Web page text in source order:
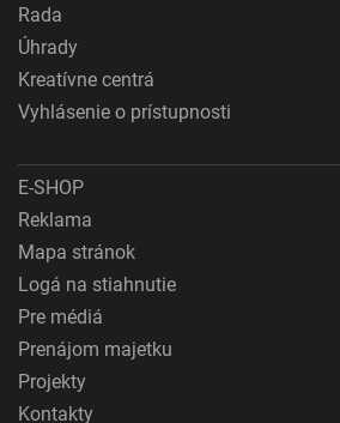
Rada
Úhrady
Kreatívne centrá
Vyhlásenie o prístupnosti
E-SHOP
Reklama
Mapa stránok
Logá na stiahnutie
Pre médiá
Prenájom majetku
Projekty
Kontakty